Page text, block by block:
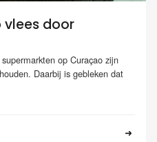
door
op Curaçao zijn
Daarbij is gebleken dat